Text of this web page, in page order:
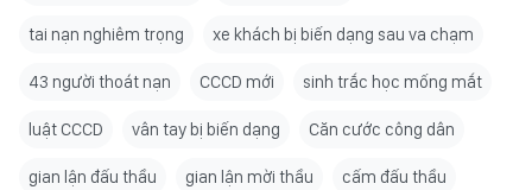
tai nạn nghiêm trọng xe khách bị biến dạng sau va chạm
43 người thoát nạn CCCD mới sinh trắc học mống mắt
luật CCCD vân tay bị biến dạng Căn cước công dân
gian lận đấu thầu gian lận mời thầu cấm đấu thầu